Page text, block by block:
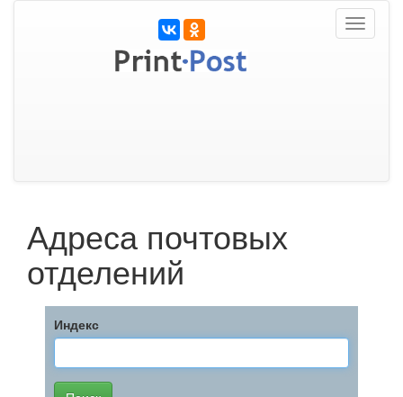
Toggle
Адреса почтовых
отделений
Индекс